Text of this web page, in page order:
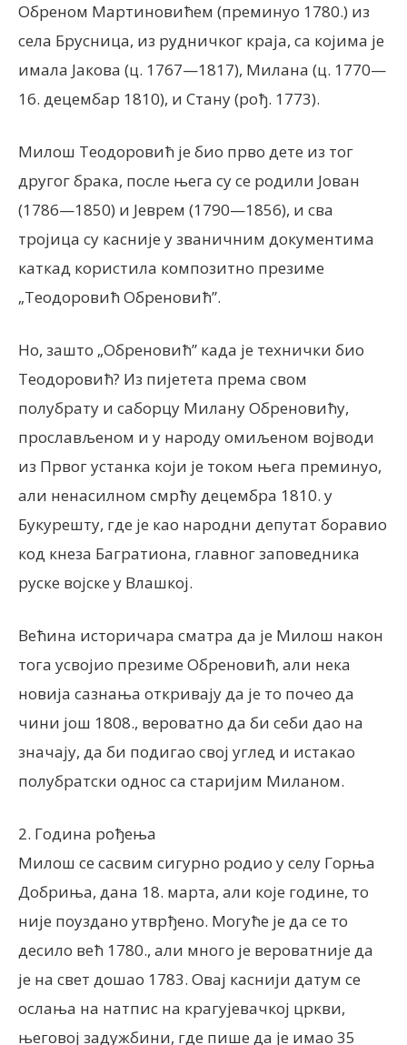
Обреном Мартиновићем (преминуо 1780.) из
села Брусница, из рудничког краја, са којима је
имала Јакова (ц. 1767—1817), Милана (ц. 1770—
16. децембар 1810), и Стану (рођ. 1773).
Милош Теодоровић је био прво дете из тог
другог брака, после њега су се родили Јован
(1786—1850) и Јеврем (1790—1856), и сва
тројица су касније у званичним документима
каткад користила композитно презиме
„Теодоровић Обреновић”.
Но, зашто „Обреновић” када је технички био
Теодоровић? Из пијетета према свом
полубрату и саборцу Милану Обреновићу,
прослављеном и у народу омиљеном војводи
из Првог устанка који је током њега преминуо,
али ненасилном смрћу децембра 1810. у
Букурешту, где је као народни депутат боравио
код кнеза Багратиона, главног заповедника
руске војске у Влашкој.
Већина историчара сматра да је Милош након
тога усвојио презиме Обреновић, али нека
новија сазнања откривају да је то почео да
чини још 1808., вероватно да би себи дао на
значају, да би подигао свој углед и истакао
полубратски однос са старијим Миланом.
2. Година рођења
Милош се сасвим сигурно родио у селу Горња
Добриња, дана 18. марта, али које године, то
није поуздано утврђено. Могуће је да се то
десило већ 1780., али много је вероватније да
је на свет дошао 1783. Овај каснији датум се
ослања на натпис на крагујевачкој цркви,
његовој задужбини, где пише да је имао 35